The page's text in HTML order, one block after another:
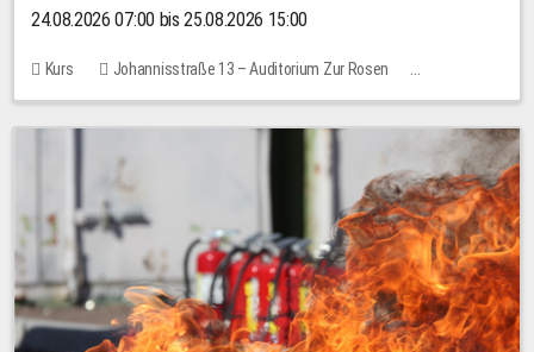
24.08.2026 07:00 bis 25.08.2026 15:00
Kurs
Johannisstraße 13 – Auditorium Zur Rosen
Keine freien Plätze
30,00 EUR